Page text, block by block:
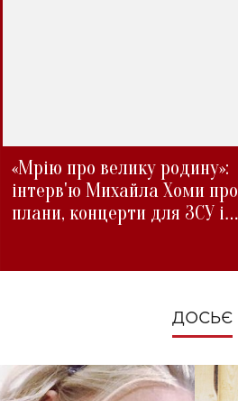
«Мрію про велику родину»:
інтерв'ю Михайла Хоми про
плани, концерти для ЗСУ і
ДОСЬЄ